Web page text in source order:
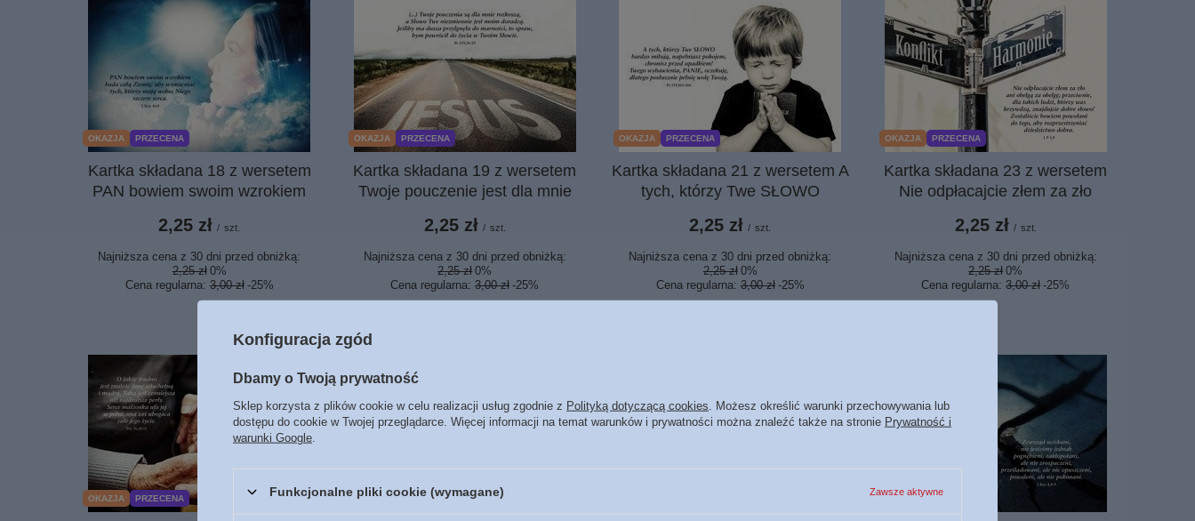
OKAZJA PRZECENA
Kartka składana 18 z wersetem
PAN bowiem swoim wzrokiem
2,25 zł / szt.
Najniższa cena z 30 dni przed obniżką:
2,25 zł 0%
Cena regularna: 3,00 zł -25%
OKAZJA PRZECENA
Kartka składana 19 z wersetem
Twoje pouczenie jest dla mnie
2,25 zł / szt.
Najniższa cena z 30 dni przed obniżką:
2,25 zł 0%
Cena regularna:3,00 zł -25%
OKAZJA PRZECENA
Kartka składana 21 z wersetem A
tych, którzy Twe SŁOWO
2,25 zł / szt.
Najniższa cena z 30 dni przed obniżką:
2,25 zł 0%
Cena regularna: 3,00 zł -25%
OKAZJA PRZECENA
Kartka składana 23 z wersetem
Nie odpłacajcie złem za zło
2,25 zł / szt.
Najniższa cena z 30 dni przed obniżką:
2,25 zł 0%
Cena regularna:3,00 zł -25%
OKAZJA PRZECENA OKAZJA PRZECENA OKAZJA PRZECENA
Konfiguracja zgód
Dbamy o Twoją prywatność
Sklep korzysta z plików cookie w celu realizacji usług zgodnie z Polityką dotyczącą cookies . Możesz określić warunki przechowywania lub
dostępu do cookie w Twojej przeglądarce. Więcej informacji na temat warunków i prywatności można znaleźć także na stronie Prywatność i
warunki Google
Funkcjonalne pliki cookie (wymagane) Zawsze aktywne